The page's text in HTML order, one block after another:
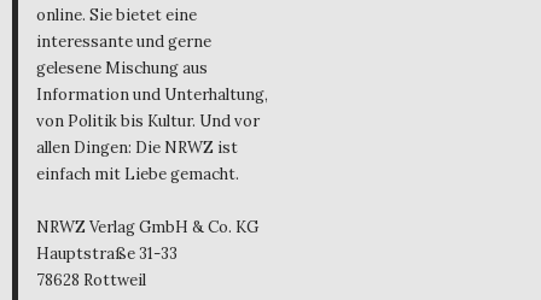
online. Sie bietet eine
interessante und gerne
gelesene Mischung aus
Information und Unterhaltung,
von Politik bis Kultur. Und vor
allen Dingen: Die NRWZ ist
einfach mit Liebe gemacht.
NRWZ Verlag GmbH & Co. KG
Hauptstraße 31-33
78628 Rottweil